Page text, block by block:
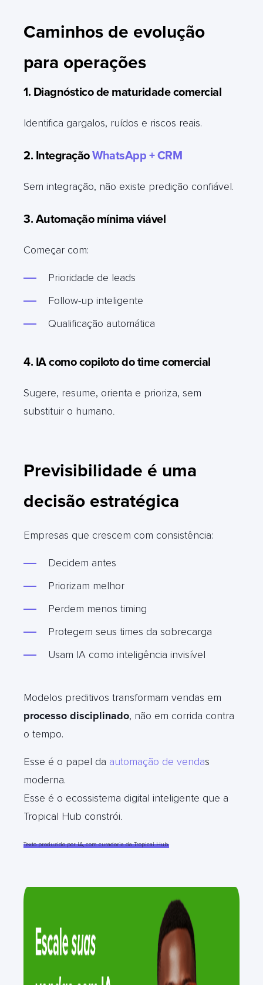
Caminhos de evolução
para operações
1. Diagnóstico de maturidade comercial
Identifica gargalos, ruídos e riscos reais.
2. IntegraçãoWhatsApp + CRM
Sem integração, não existe predição confiável.
3. Automação mínima viável
Começar com:
Prioridade de leads
Follow-up inteligente
Qualificação automática
4. IA como copiloto do time comercial
Sugere, resume, orienta e prioriza, sem
substituir o humano.
Previsibilidade é uma
decisão estratégica
Empresas que crescem com consistência:
Decidem antes
Priorizam melhor
Perdem menos timing
Protegem seus times da sobrecarga
Usam IA como inteligência invisível
Modelos preditivos transformam vendas em
processo disciplinado, não em corrida contra
o tempo.
Esse é o papel da automação de vendas
moderna.
Esse é o ecossistema digital inteligente que a
Tropical Hub constrói.
Texto produzido por IA, com curadoria da Tropical Hub.